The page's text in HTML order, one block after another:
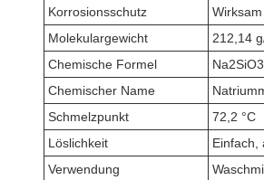
Korrosionsschutz
Wirksam
Molekulargewicht
212,14
Chemische Formel
Chemischer Name
Schmelzpunkt
72,2 °C
Löslichkeit
Einfach,
Verwendung